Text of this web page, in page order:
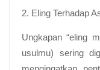
2. Eling Terhadap
Ungkapan “eling
usulmu) sering